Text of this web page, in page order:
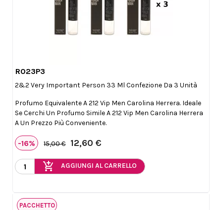
R023P3
2&2 Very Important Person 33 Ml Confezione Da 3 Unità
Profumo Equivalente A 212 Vip Men Carolina Herrera. Ideale
Se Cerchi Un Profumo Simile A 212 Vip Men Carolina Herrera
A Un Prezzo Più Conveniente.
-16% 15,00 € 12,60 €
add_shopping_cart AGGIUNGI AL CARRELLO
PACCHETTO